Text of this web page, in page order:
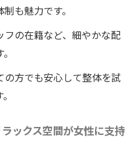
も魅力です。
の在籍など、細やかな配
の方でも安心して整体を試
ックス空間が女性に支持